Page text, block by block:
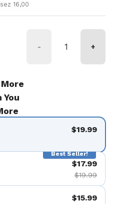
16,00
- +
You
$19.99
Best Seller!
$17.99
$19.99
$15.99